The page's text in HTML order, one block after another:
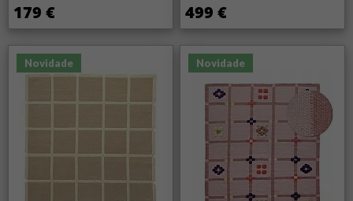
179 € 499 €
Novidade Novidade